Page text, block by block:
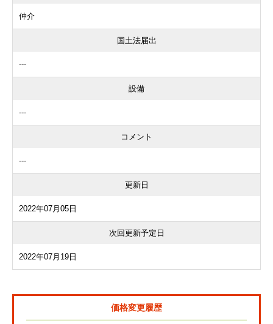
仲介
国土法届出
---
設備
---
コメント
---
更新日
2022年07月05日
次回更新予定日
2022年07月19日
価格変更履歴